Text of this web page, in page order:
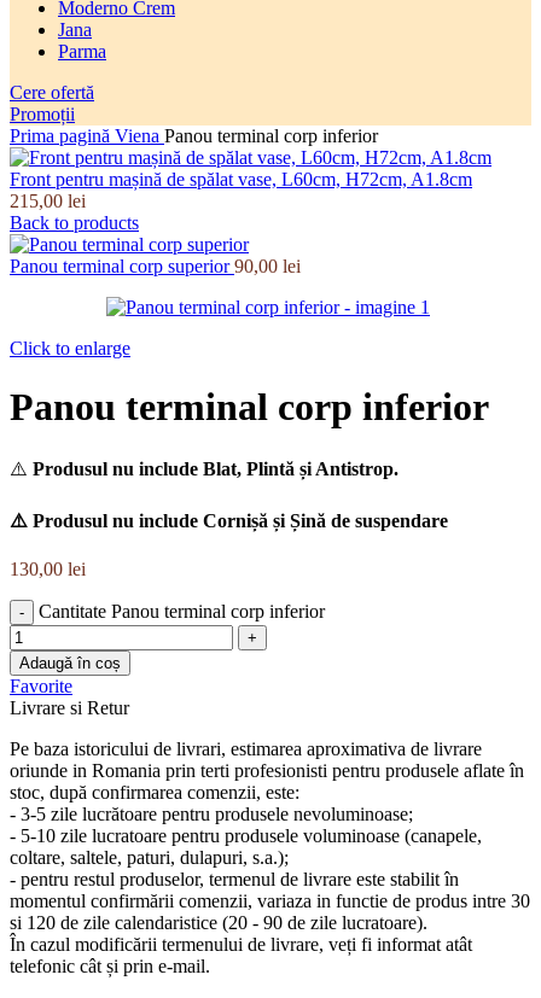
Moderno Crem
Jana
Parma
Cere ofertă
Promoții
Prima pagină Viena Panou terminal corp inferior
Front pentru mașină de spălat vase, L60cm, H72cm, A1.8cm
215,00 lei
Back to products
Panou terminal corp superior90,00 lei
Click to enlarge
Panou terminal corp inferior
⚠️ Produsul nu include Blat, Plintă și Antistrop.
⚠️ Produsul nu include Cornișă și Șină de suspendare
130,00 lei
Cantitate Panou terminal corp inferior
Adaugă în coș
Favorite
Livrare si Retur
Pe baza istoricului de livrari, estimarea aproximativa de livrare
oriunde in Romania prin terti profesionisti pentru produsele aflate în
stoc, după confirmarea comenzii, este:
- 3-5 zile lucrătoare pentru produsele nevoluminoase;
- 5-10 zile lucratoare pentru produsele voluminoase (canapele,
coltare, saltele, paturi, dulapuri, s.a.);
- pentru restul produselor, termenul de livrare este stabilit în
momentul confirmării comenzii, variaza in functie de produs intre 30
si 120 de zile calendaristice (20 - 90 de zile lucratoare).
În cazul modificării termenului de livrare, veți fi informat atât
telefonic cât și prin e-mail.